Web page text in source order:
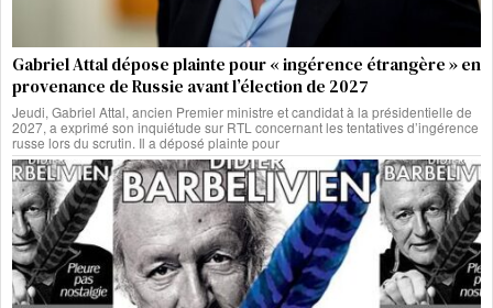
Gabriel Attal dépose plainte pour « ingérence étrangère » en
provenance de Russie avant l’élection de 2027
Jeudi, Gabriel Attal, ancien Premier ministre et candidat à la présidentielle de
2027, a exprimé son inquiétude sur RTL concernant les tentatives d’ingérence
russe lors du scrutin. Il a déposé plainte pour